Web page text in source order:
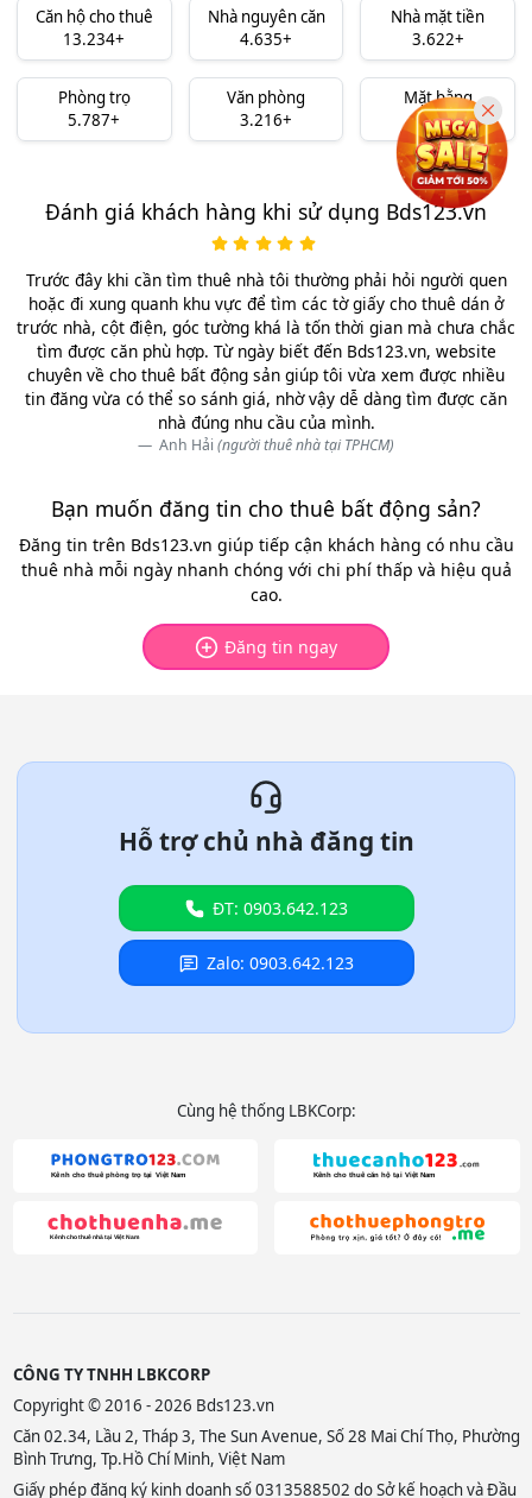
Căn hộ cho thuê
13.234+
Nhà nguyên căn
4.635+
Nhà mặt tiền
3.622+
Phòng trọ
5.787+
Văn phòng
3.216+
Mặt bằng
3.491+
Đánh giá khách hàng khi sử dụng Bds123.vn
Trước đây khi cần tìm thuê nhà tôi thường phải hỏi người quen
hoặc đi xung quanh khu vực để tìm các tờ giấy cho thuê dán ở
trước nhà, cột điện, góc tường khá là tốn thời gian mà chưa chắc
tìm được căn phù hợp. Từ ngày biết đến Bds123.vn, website
chuyên về cho thuê bất động sản giúp tôi vừa xem được nhiều
tin đăng vừa có thể so sánh giá, nhờ vậy dễ dàng tìm được căn
nhà đúng nhu cầu của mình.
Anh Hải (người thuê nhà tại TPHCM)
Bạn muốn đăng tin cho thuê bất động sản?
Đăng tin trên Bds123.vn giúp tiếp cận khách hàng có nhu cầu
thuê nhà mỗi ngày nhanh chóng với chi phí thấp và hiệu quả
cao.
Đăng tin ngay
Hỗ trợ chủ nhà đăng tin
ĐT: 0903.642.123
Zalo: 0903.642.123
Cùng hệ thống LBKCorp:
CÔNG TY TNHH LBKCORP
Copyright © 2016 - 2026 Bds123.vn
Căn 02.34, Lầu 2, Tháp 3, The Sun Avenue, Số 28 Mai Chí Thọ, Phường
Bình Trưng, Tp.Hồ Chí Minh, Việt Nam
Giấy phép đăng ký kinh doanh số 0313588502 do Sở kế hoạch và Đầu